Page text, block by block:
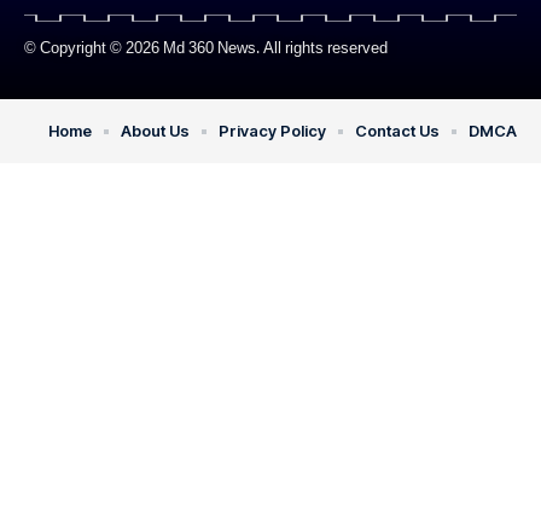
© Copyright © 2026 Md 360 News. All rights reserved
Home About Us Privacy Policy Contact Us DMCA